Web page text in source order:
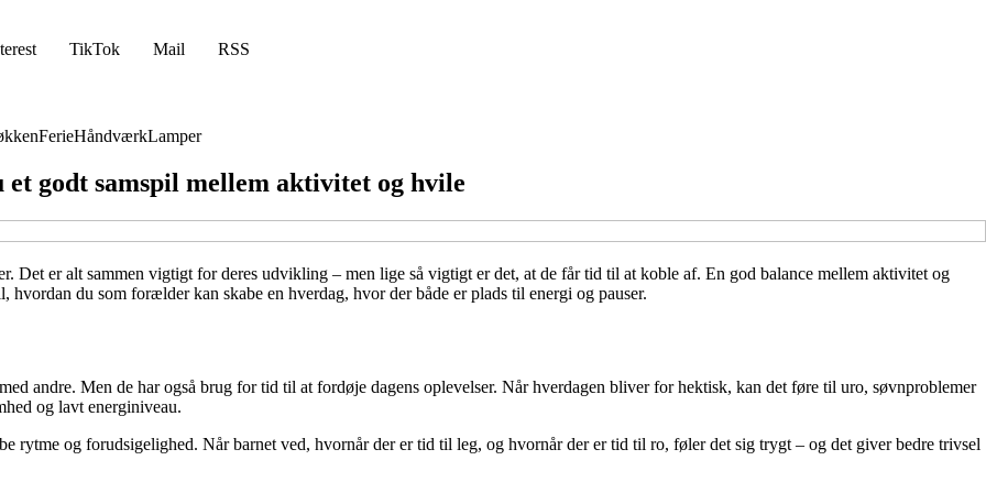
TikTok Mail RSS
FerieHåndværkLamper
et godt samspil mellem aktivitet og hvile
er alt sammen vigtigt for deres udvikling – men lige så vigtigt er det, at de får tid til at koble af. En god balance mellem aktivitet og
du som forælder kan skabe en hverdag, hvor der både er plads til energi og pauser.
andre. Men de har også brug for tid til at fordøje dagens oplevelser. Når hverdagen bliver for hektisk, kan det føre til uro, søvnproblemer
og lavt energiniveau.
rytme og forudsigelighed. Når barnet ved, hvornår der er tid til leg, og hvornår der er tid til ro, føler det sig trygt – og det giver bedre trivsel